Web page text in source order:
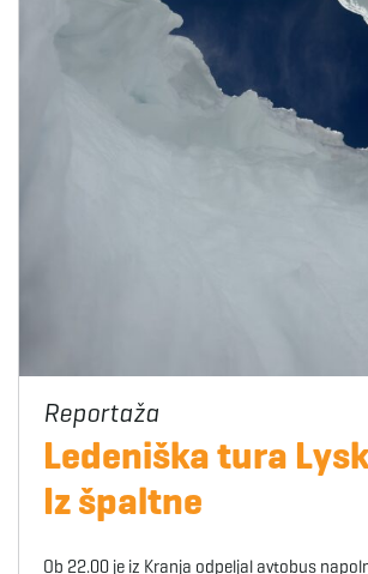
Ledeniška tura
Iz špaltne
Ob 22.00 je iz Kranja odpeljal avtobus